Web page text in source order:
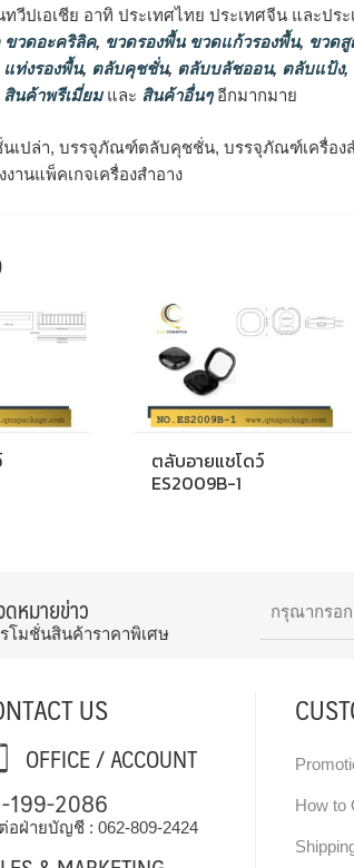
ทวีปเอเชีย อาทิ ประเทศไทย ประเทศจีน และป
ขวดอะคริลิค, ขวดรองพื้น ขวดแก้วรองพื้น, ขวด
แท่งรองพื้น, ตลับคุชชั่น, ตลับบลัชออน, ตลับแป้ง,
สินค้าพรีเมี่ยมและ สินค้าอื่นๆอีกมากมาย
ปล่า, บรรจุภัณฑ์ตลับคุชชั่น, บรรจุภัณฑ์เครื่องส
งานแพ็คเกจเครื่องสำอาง
ตลับอายแชโดว์
ES2009B-1
หมายข่าว
โมชั่นสินค้าราคาพิเศษ
US
OFFICE / ACCOUNT
199-2086
อฝ่ายบัญชี : 062-809-2424
How to